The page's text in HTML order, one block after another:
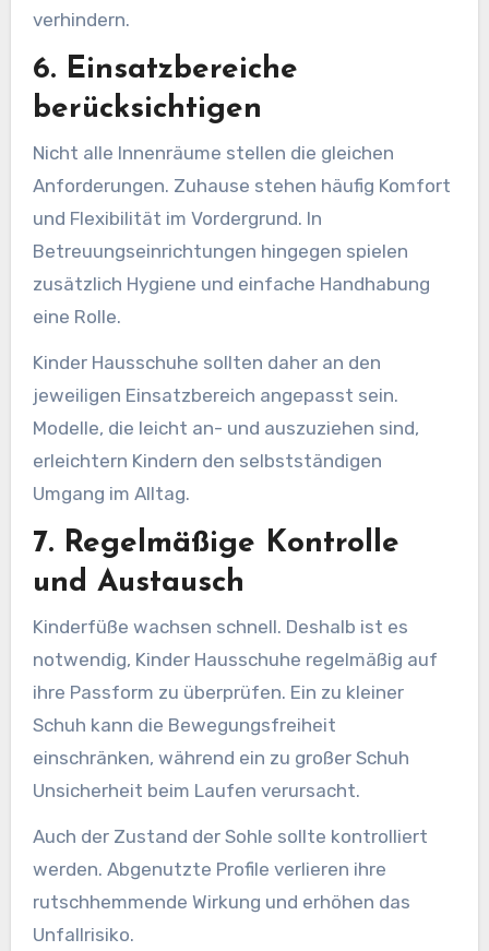
verhindern.
6. Einsatzbereiche
berücksichtigen
Nicht alle Innenräume stellen die gleichen
Anforderungen. Zuhause stehen häufig Komfort
und Flexibilität im Vordergrund. In
Betreuungseinrichtungen hingegen spielen
zusätzlich Hygiene und einfache Handhabung
eine Rolle.
Kinder Hausschuhe sollten daher an den
jeweiligen Einsatzbereich angepasst sein.
Modelle, die leicht an- und auszuziehen sind,
erleichtern Kindern den selbstständigen
Umgang im Alltag.
7. Regelmäßige Kontrolle
und Austausch
Kinderfüße wachsen schnell. Deshalb ist es
notwendig, Kinder Hausschuhe regelmäßig auf
ihre Passform zu überprüfen. Ein zu kleiner
Schuh kann die Bewegungsfreiheit
einschränken, während ein zu großer Schuh
Unsicherheit beim Laufen verursacht.
Auch der Zustand der Sohle sollte kontrolliert
werden. Abgenutzte Profile verlieren ihre
rutschhemmende Wirkung und erhöhen das
Unfallrisiko.